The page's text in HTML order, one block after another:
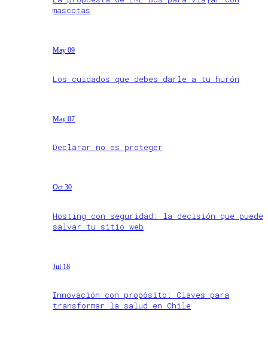
mascotas
May 09
Los cuidados que debes darle a tu hurón
May 07
Declarar no es proteger
Oct 30
Hosting con seguridad: la decisión que puede
salvar tu sitio web
Jul 18
Innovación con propósito: Claves para
transformar la salud en Chile